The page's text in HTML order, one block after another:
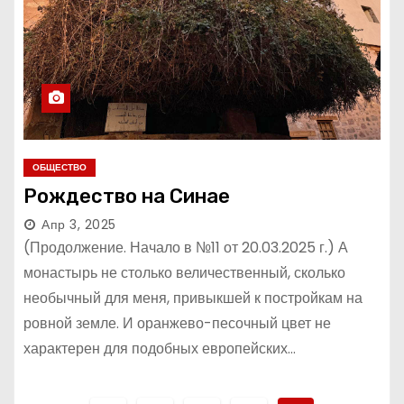
ОБЩЕСТВО
Рождество на Синае
Апр 3, 2025
(Продолжение. Начало в №11 от 20.03.2025 г.) А
монастырь не столько величественный, сколько
необычный для меня, привыкшей к постройкам на
ровной земле. И оранжево-песочный цвет не
характерен для подобных европейских…